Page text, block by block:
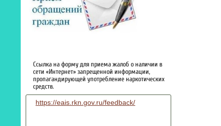
Ссылка на форму для приема жалоб о наличии в
сети «Интернет» запрещенной информации,
пропагандирующей употребление наркотических
средств.
https://eais.rkn.gov.ru/feedback/